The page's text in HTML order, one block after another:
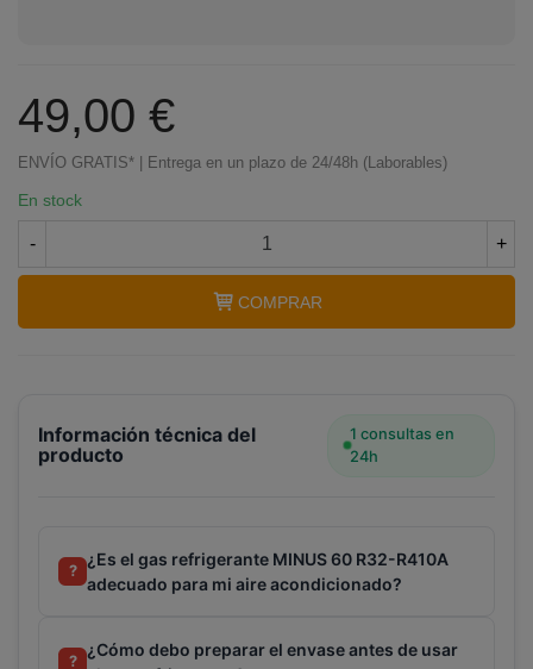
49,00 €
ENVÍO GRATIS* | Entrega en un plazo de 24/48h (Laborables)
En stock
- +
COMPRAR
Información técnica del
producto
1 consultas en
24h
?
¿Es el gas refrigerante MINUS 60 R32-R410A
adecuado para mi aire acondicionado?
?
¿Cómo debo preparar el envase antes de usar
Terminal de consulta○ Motor activo - Gas